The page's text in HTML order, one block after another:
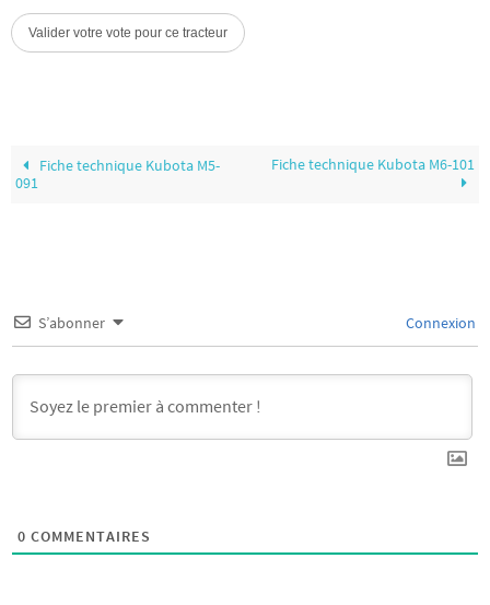
Fiche technique Kubota M5-
091
Fiche technique Kubota M6-101
S’abonner Connexion
0 COMMENTAIRES